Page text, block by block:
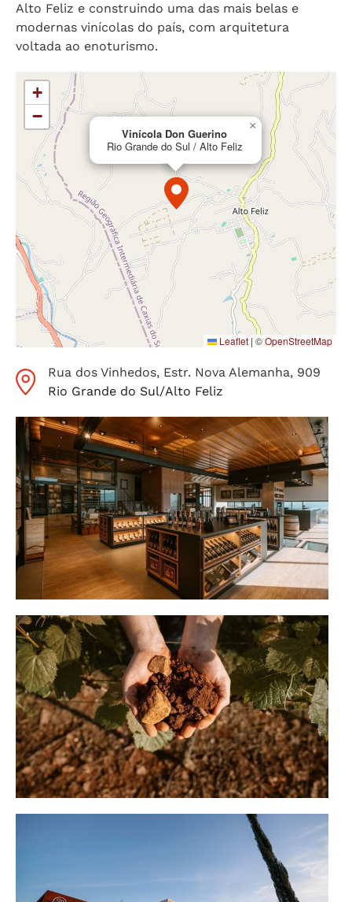
Alto Feliz e construindo uma das mais belas e
modernas vinícolas do país, com arquitetura
voltada ao enoturismo.
Vinícola Don Guerino
Rio Grande do Sul / Alto Feliz
×
+
−
Leaflet | ©OpenStreetMap
Rua dos Vinhedos, Estr. Nova Alemanha, 909
Rio Grande do Sul/Alto Feliz